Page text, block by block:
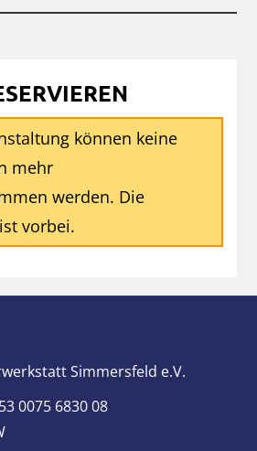
können keine
mehr
werden. Die
vorbei.
Simmersfeld e.V.
0075 6830 08